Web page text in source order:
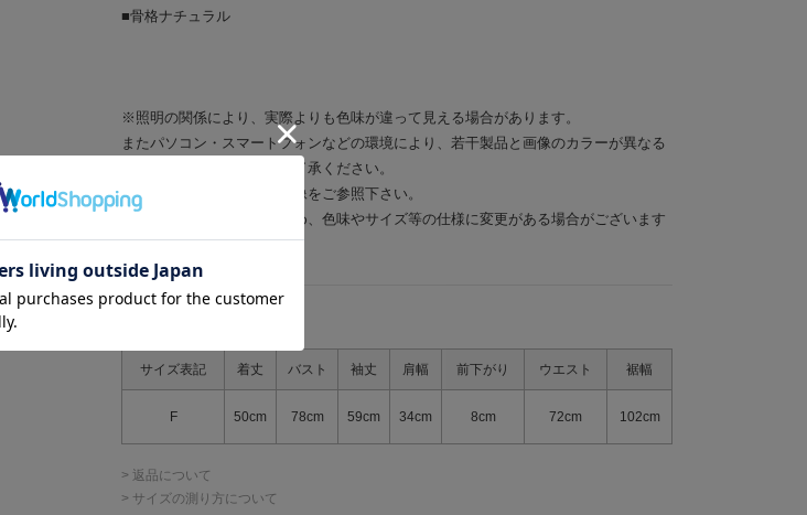
■骨格ナチュラル
※照明の関係により、実際よりも色味が違って見える場合があります。
またパソコン・スマートフォンなどの環境により、若干製品と画像のカラーが異なる
場合もございます。予めご了承ください。
商品の色味は、商品単品画像をご参照下さい。
※商品画像はサンプルのため、色味やサイズ等の仕様に変更がある場合がございます
ので、予めご了承ください。
サイズ表記 着丈 バスト 袖丈 肩幅 前下がり ウエスト 裾幅
F 50cm 78cm 59cm 34cm 8cm 72cm 102cm
> 返品について
> サイズの測り方について